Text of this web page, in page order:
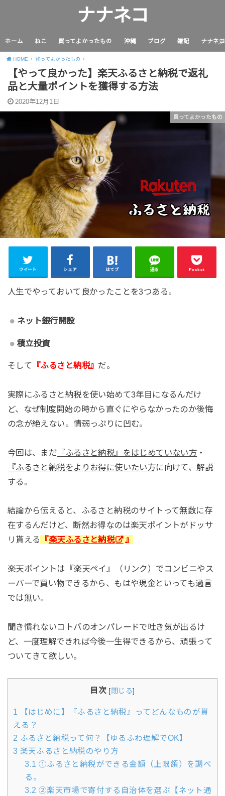
ナナネコ
ホーム ねこ 買ってよかったもの 沖縄 ブログ 雑記 ナナネ
HOME 買ってよかったもの
【やって良かった】楽天ふるさと納税で返礼
品と大量ポイントを獲得する方法
2020年12月1日
買ってよかったもの
ツイート シェア はてブ 送る Pocket
人生でやっておいて良かったことを3つある。
ネット銀行開設
積立投資
そして 『ふるさと納税』 だ。
実際にふるさと納税を使い始めて3年目になるんだけ
ど、なぜ制度開始の時から直ぐにやらなかったのか後悔
の念が絶えない。情弱っぷりに凹む。
今回は、まだ 『ふるさと納税』をはじめていない方 ・
『ふるさと納税をよりお得に使いたい方に向けて、解説
する。
結論から伝えると、ふるさと納税のサイトって無数に存
在するんだけど、断然お得なのは楽天ポイントがドッサ
リ貰える
『楽天ふるさと納税 』
楽天ポイントは『楽天ペイ』（リンク）でコンビニやス
ーパーで買い物できるから、もはや現金といっても過言
では無い。
聞き慣れないコトバのオンパレードで吐き気が出るけ
ど、一度理解できれば今後一生得できるから、頑張って
ついてきて欲しい。
目次 [閉じる]
1 【はじめに】『ふるさと納税』ってどんなものが貰
える？
2 ふるさと納税って何？【ゆるふわ理解でOK】
3 楽天ふるさと納税のやり方
3.1 ①ふるさと納税ができる金額（上限額）を調べ
る。
3.2 ②楽天市場で寄付する自治体を選ぶ【ネット通